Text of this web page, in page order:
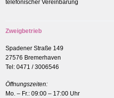
telefonischer Vereinbarung
Zweigbetrieb
Spadener Straße 149
27576 Bremerhaven
Tel: 0471 / 3006546
Öffnungszeiten:
Mo. – Fr.: 09:00 – 17:00 Uhr